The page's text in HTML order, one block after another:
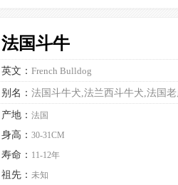
法国斗牛
英文： French Bulldog
别名： 法国斗牛犬,法兰西斗牛犬,法国
产地： 法国
身高： 30-31CM
寿命： 11-12年
祖先： 未知